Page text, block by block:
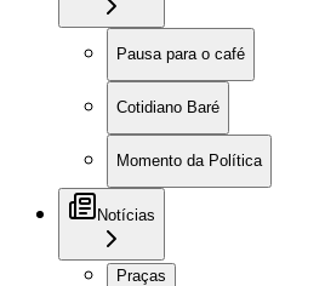
Pausa para o café
Cotidiano Baré
Momento da Política
Notícias
Praças